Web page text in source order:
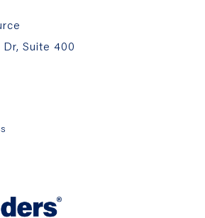
Suite 400